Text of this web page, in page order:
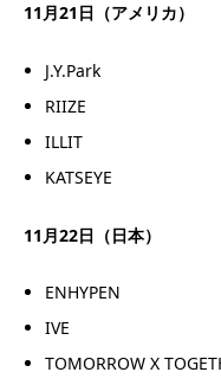
11月21日（アメリカ）
J.Y.Park
RIIZE
ILLIT
KATSEYE
11月22日（日本）
ENHYPEN
IVE
TOMORROW X